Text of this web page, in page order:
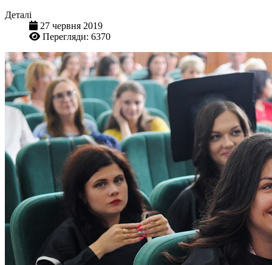
Деталі
27 червня 2019
Перегляди: 6370